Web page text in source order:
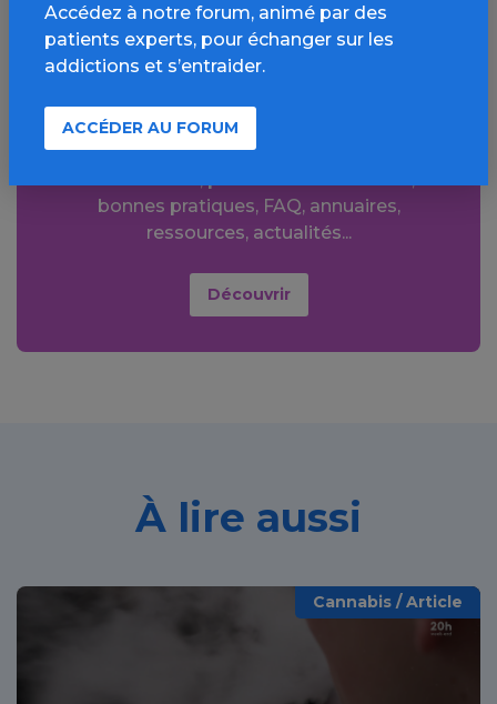
l’espace Cannabis
bonnes pratiques, FAQ, annuaires,
ressources, actualités...
Découvrir
À lire aussi
Cannabis / Article
Accédez à notre forum, animé par des
patients experts, pour échanger sur les
addictions et s’entraider.
ACCÉDER AU FORUM